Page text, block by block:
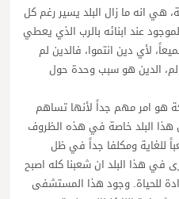
هي انه ما زال البلد يسير رغم كل
عند ابنائه بالرب الذي يعطي
لأي دين انتموا، فالدين لم
الدين هو سبب وحدة حول
هو امر مهم جداً لأنها تساهم
البلد خاصة في هذه الظروف
للغاية ومكلفا جداً في ظل
في هذا البلد ان شعبنا كله اصبح
للحياة. وجود هذا المستشفى